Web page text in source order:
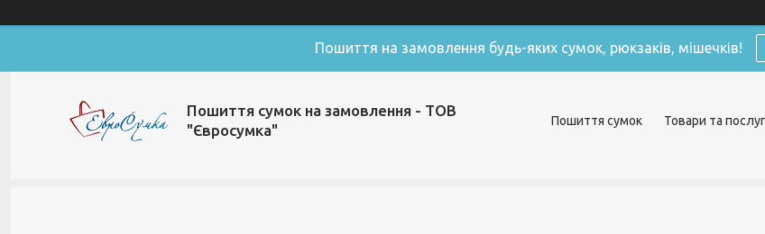
Пошиття на замовлення будь-яких сумок, рюкзаків, мішечків!
Пошиття сумок на замовлення - ТОВ
"Євросумка"
Пошиття сумок Товари та